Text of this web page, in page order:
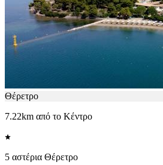
Θέρετρο
7.22km από το Κέντρο
5 αστέρια Θέρετρο